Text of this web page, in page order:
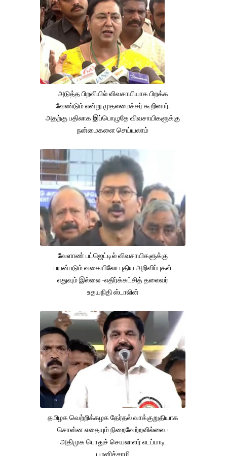
அடுத்த பிறவியில் விவசாயியாக பிறக்க
வேண்டும் என்று முதலமைச்சர் கூறினார்.
அதற்கு பதிலாக இப்பொழுதே விவசாயிகளுக்கு
நன்மைகளை செய்யலாம்
வேளாண் பட்ஜெட்டில் விவசாயிகளுக்கு
பயன்படும் வகையிலோ புதிய அறிவிப்புகள்
எதுவும் இல்லை -எதிர்க்கட்சித் தலைவர்
உதயநிதி ஸ்டாலின்
தமிழக வெற்றிக்கழக தேர்தல் வாக்குறுதியாக
சொன்ன எதையும் நிறைவேற்றவில்லை.-
அதிமுக பொதுச் செயலாளர் எடப்பாடி
பழனிச்சாமி